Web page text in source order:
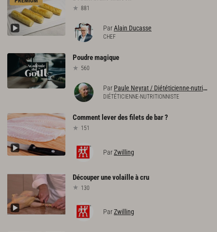
881
ParAlain Ducasse
CHEF
Poudremagique
560
Par Paule Neyrat / Diététicienne-nutritionniste
DIÉTÉTICIENNE-NUTRITIONNISTE
Comment leverdesfiletsde bar?
151
ParZwilling
Découperunevolailleàcru
130
ParZwilling